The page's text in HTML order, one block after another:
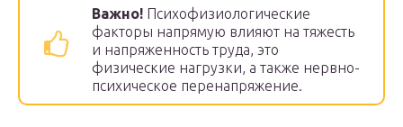
Важно! Психофизиологические
факторы напрямую влияют на тяжесть
и напряженность труда, это
физические нагрузки, а также нервно-
психическое перенапряжение.